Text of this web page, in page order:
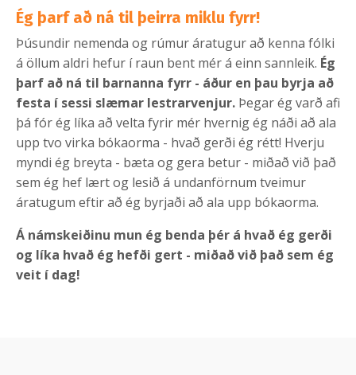
Ég þarf að ná til þeirra miklu fyrr!
Þúsundir nemenda og rúmur áratugur að kenna fólki
á öllum aldri hefur í raun bent mér á einn sannleik. Ég
þarf að ná til barnanna fyrr - áður en þau byrja að
festa í sessi slæmar lestrarvenjur. Þegar ég varð afi
þá fór ég líka að velta fyrir mér hvernig ég náði að ala
upp tvo virka bókaorma - hvað gerði ég rétt! Hverju
myndi ég breyta - bæta og gera betur - miðað við það
sem ég hef lært og lesið á undanförnum tveimur
áratugum eftir að ég byrjaði að ala upp bókaorma.
Á námskeiðinu mun ég benda þér á hvað ég gerði
og líka hvað ég hefði gert - miðað við það sem ég
veit í dag!